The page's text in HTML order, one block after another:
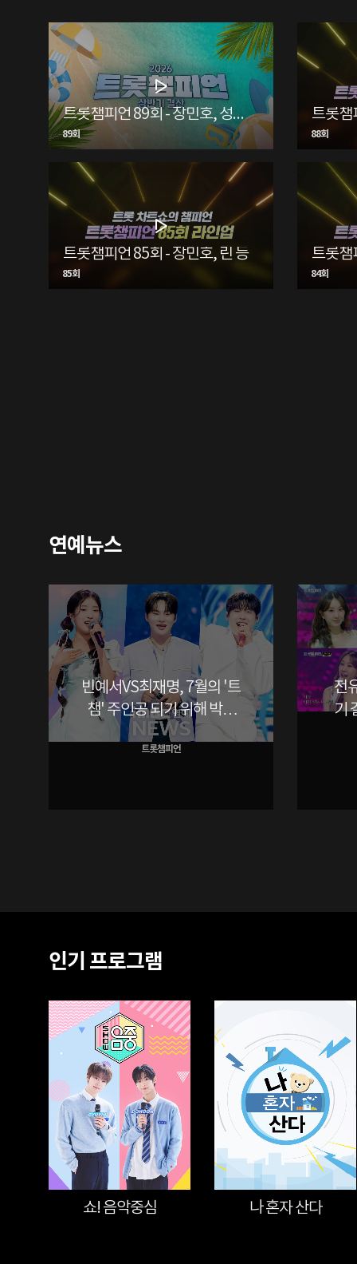
트롯챔피언 89회 - 장민호, 성리 등
89회 88회
트롯챔피언 85회 - 장민호, 린 등
85회 84회
연예뉴스
빈예서VS최재명, 7월의 '트
챔' 주인공 되기 위해 박서
진 맹추격 [이슈in]
트롯챔피언
전
기
인기 프로그램
쇼! 음악중심 나 혼자 산다